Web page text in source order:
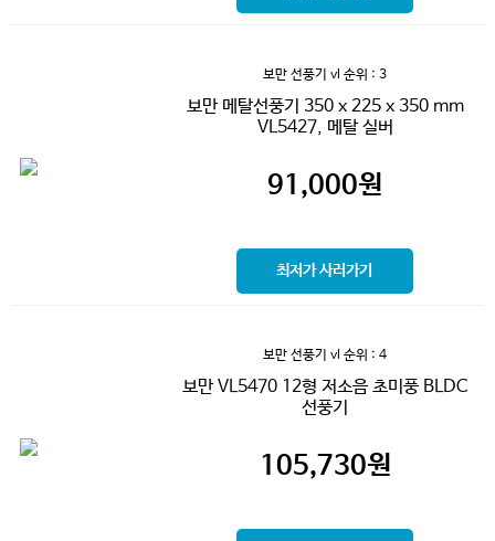
보만 선풍기 vl 순위 : 3
보만 메탈선풍기 350 x 225 x 350 mm
VL5427, 메탈 실버
91,000원
최저가 사러가기
보만 선풍기 vl 순위 : 4
보만 VL5470 12형 저소음 초미풍 BLDC
선풍기
105,730원